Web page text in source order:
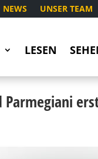
NEWS UNSER TEAM
LESEN